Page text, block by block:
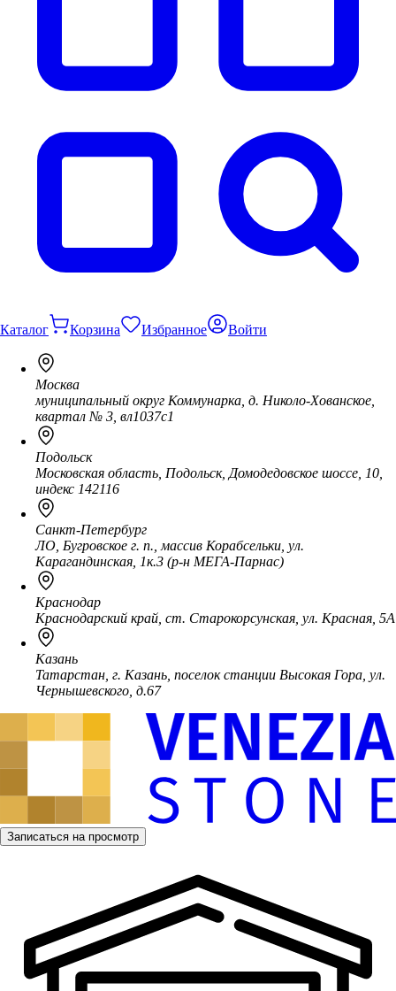
Каталог Корзина Избранное Войти
Москва
муниципальный округ Коммунарка, д. Николо-Хованское,
квартал № 3, вл1037с1
Подольск
Московская область, Подольск, Домодедовское шоссе, 10,
индекс 142116
Санкт-Петербург
ЛО, Бугровское г. п., массив Корабсельки, ул.
Карагандинская, 1к.3 (р-н МЕГА-Парнас)
Краснодар
Краснодарский край, ст. Старокорсунская, ул. Красная, 5А
Казань
Татарстан, г. Казань, поселок станции Высокая Гора, ул.
Чернышевского, д.67
Записаться на просмотр